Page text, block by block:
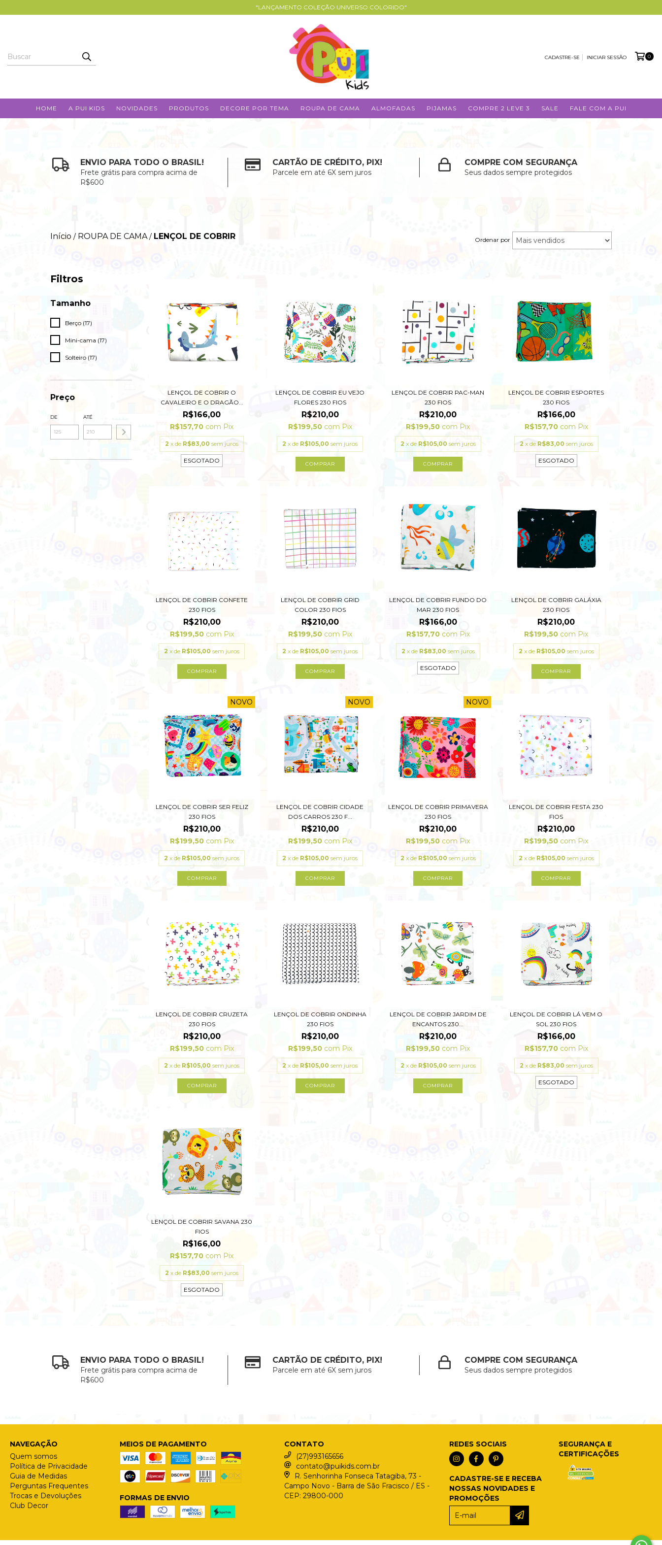
"LANÇAMENTO COLEÇÃO UNIVERSO COLORIDO"
CADASTRE-SE INICIAR SESSÃO 0
HOME A PUI KIDS NOVIDADES PRODUTOS DECORE POR TEMA ROUPA DE CAMA ALMOFADAS PIJAMAS COMPRE 2 LEVE 3 SALE FALE COM A PUI
ENVIO PARA TODO O BRASIL!
Frete grátis para compra acima de
R$600
CARTÃO DE CRÉDITO, PIX!
Parcele em até 6X sem juros
COMPRE COM SEGURANÇA
Seus dados sempre protegidos
Início / ROUPA DE CAMA / LENÇOL DE COBRIR Ordenar por
Filtros
Tamanho
Berço (17)
Mini-cama (17)
Solteiro (17)
Preço
DE ATÉ
LENÇOL DE COBRIR O
CAVALEIRO E O DRAGÃO...
R$166,00
R$157,70 com Pix
2 x de R$83,00 sem juros
ESGOTADO
LENÇOL DE COBRIR EU VEJO
FLORES 230 FIOS
R$210,00
R$199,50 com Pix
2 x de R$105,00 sem juros
COMPRAR
LENÇOL DE COBRIR PAC-MAN
230 FIOS
R$210,00
R$199,50 com Pix
2 x de R$105,00 sem juros
COMPRAR
LENÇOL DE COBRIR ESPORTES
230 FIOS
R$166,00
R$157,70 com Pix
2 x de R$83,00 sem juros
ESGOTADO
LENÇOL DE COBRIR CONFETE
230 FIOS
R$210,00
R$199,50 com Pix
2 x de R$105,00 sem juros
COMPRAR
LENÇOL DE COBRIR GRID
COLOR 230 FIOS
R$210,00
R$199,50 com Pix
2 x de R$105,00 sem juros
COMPRAR
LENÇOL DE COBRIR FUNDO DO
MAR 230 FIOS
R$166,00
R$157,70 com Pix
2 x de R$83,00 sem juros
ESGOTADO
LENÇOL DE COBRIR GALÁXIA
230 FIOS
R$210,00
R$199,50 com Pix
2 x de R$105,00 sem juros
COMPRAR
NOVO
LENÇOL DE COBRIR SER FELIZ
230 FIOS
R$210,00
R$199,50 com Pix
2 x de R$105,00 sem juros
COMPRAR
NOVO
LENÇOL DE COBRIR CIDADE
DOS CARROS 230 F...
R$210,00
R$199,50 com Pix
2 x de R$105,00 sem juros
COMPRAR
NOVO
LENÇOL DE COBRIR PRIMAVERA
230 FIOS
R$210,00
R$199,50 com Pix
2 x de R$105,00 sem juros
COMPRAR
LENÇOL DE COBRIR FESTA 230
FIOS
R$210,00
R$199,50 com Pix
2 x de R$105,00 sem juros
COMPRAR
LENÇOL DE COBRIR CRUZETA
230 FIOS
R$210,00
R$199,50 com Pix
2 x de R$105,00 sem juros
COMPRAR
LENÇOL DE COBRIR ONDINHA
230 FIOS
R$210,00
R$199,50 com Pix
2 x de R$105,00 sem juros
COMPRAR
LENÇOL DE COBRIR JARDIM DE
ENCANTOS 230...
R$210,00
R$199,50 com Pix
2 x de R$105,00 sem juros
COMPRAR
LENÇOL DE COBRIR LÁ VEM O
SOL 230 FIOS
R$166,00
R$157,70 com Pix
2 x de R$83,00 sem juros
ESGOTADO
LENÇOL DE COBRIR SAVANA 230
FIOS
R$166,00
R$157,70 com Pix
2 x de R$83,00 sem juros
ESGOTADO
ENVIO PARA TODO O BRASIL!
Frete grátis para compra acima de
R$600
CARTÃO DE CRÉDITO, PIX!
Parcele em até 6X sem juros
COMPRE COM SEGURANÇA
Seus dados sempre protegidos
NAVEGAÇÃO
Quem somos
Política de Privacidade
Guia de Medidas
Perguntas Frequentes
Trocas e Devoluções
Club Decor
MEIOS DE PAGAMENTO
FORMAS DE ENVIO
CONTATO
(27)993165656
contato@puikids.com.br
R. Senhorinha Fonseca Tatagiba, 73 -
Campo Novo - Barra de São Fracisco / ES -
CEP: 29800-000
REDES SOCIAIS
CADASTRE-SE E RECEBA
NOSSAS NOVIDADES E
PROMOÇÕES
SEGURANÇA E
CERTIFICAÇÕES